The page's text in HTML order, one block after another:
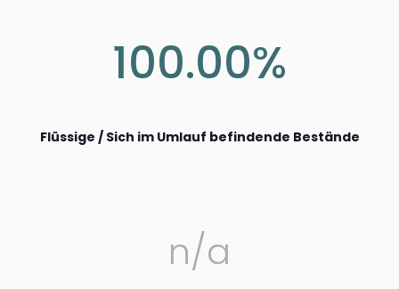
100.00%
Flüssige / Sich im Umlauf befindende Bestände
n/a